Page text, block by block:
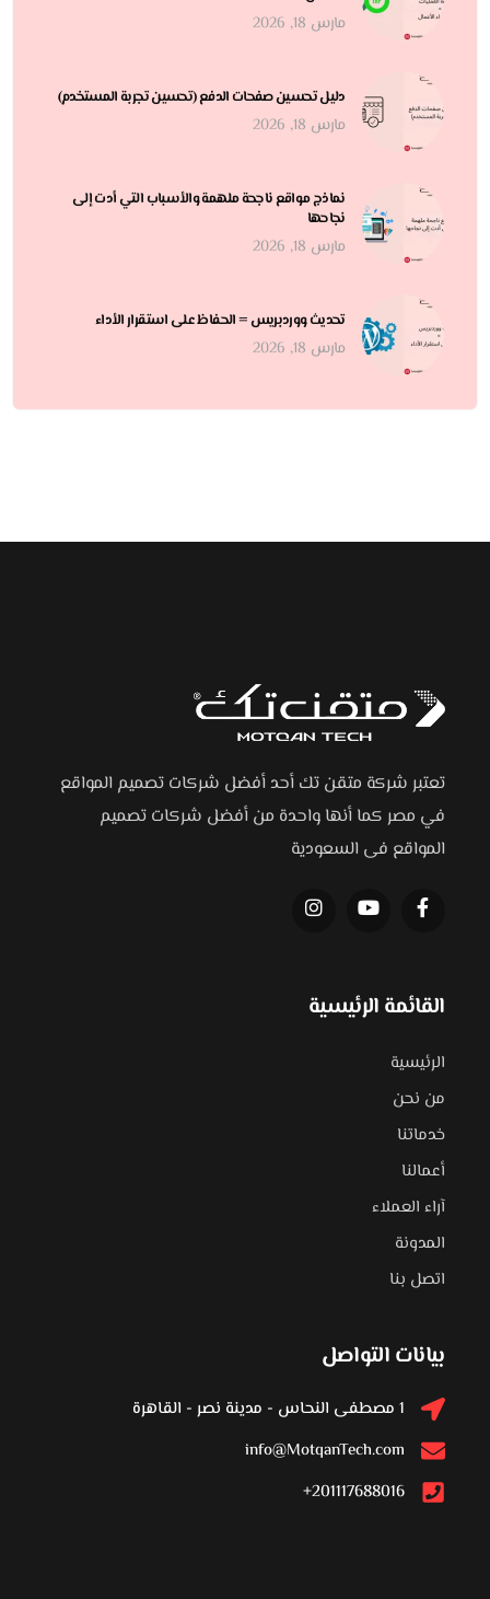
مارس 18, 2026
دليل تحسين صفحات الدفع (تحسين تجربة المستخدم)
مارس 18, 2026
نماذج مواقع ناجحة ملهمة والأسباب التي أدت إلى
نجاحها
مارس 18, 2026
تحديث ووردبريس = الحفاظ على استقرار الأداء
مارس 18, 2026
تعتبر شركة متقن تك أحد أفضل شركات تصميم المواقع
في مصر كما أنها واحدة من أفضل شركات تصميم
المواقع فى السعودية
القائمة الرئيسية
الرئيسية
من نحن
خدماتنا
أعمالنا
آراء العملاء
المدونة
اتصل بنا
بيانات التواصل
1 مصطفى النحاس - مدينة نصر - القاهرة
info@MotqanTech.com
201117688016+